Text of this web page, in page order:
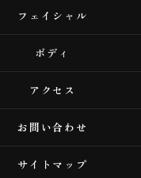
フェイシャル
ボディ
アクセス
お問い合わせ
サイトマップ